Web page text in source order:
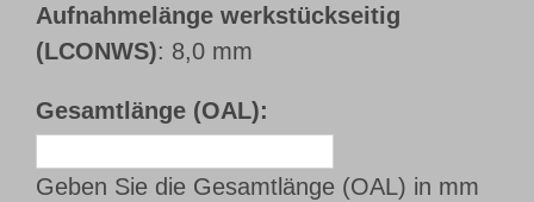
Aufnahmelänge werkstückseitig
(LCONWS): 8,0 mm
Gesamtlänge (OAL):
Geben Sie die Gesamtlänge (OAL) in mm